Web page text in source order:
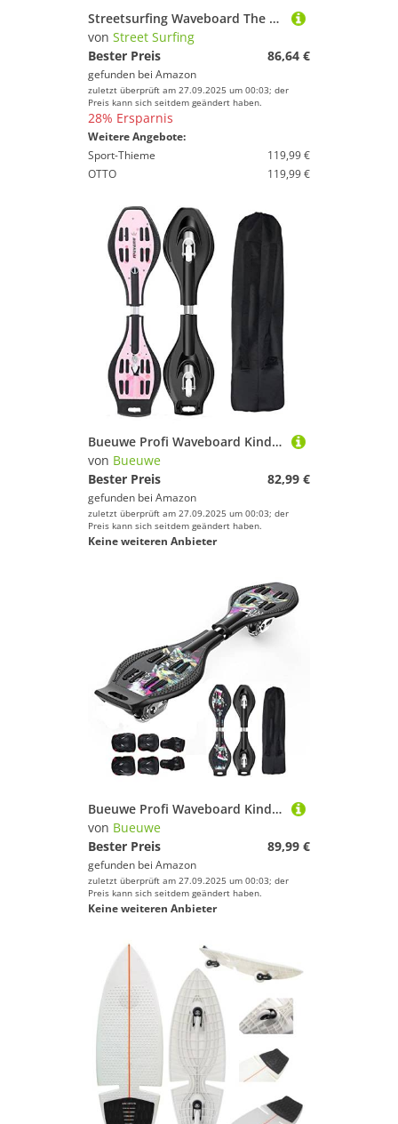
Geschlecht
Streetsurfing Waveboard The Wave G1, Design: Black Glitch, das Original, der Klassiker, 500030
von Street Surfing
Bester Preis
86,64 €
gefunden bei Amazon
zuletzt überprüft am 27.09.2025 um 00:03; der
Preis kann sich seitdem geändert haben.
28% Ersparnis
Weitere Angebote:
Sport-Thieme
119,99 €
OTTO
119,99 €
Bueuwe Profi Waveboard Kinder ab 10 Jahre, Street Surfing Waveboards Erwachsene, Snakeboard mit Anti-Rutsch Noppen, Skateboard für Mädchen und Junge, Bis 100kg, inkl. Tasche,03
von Bueuwe
Bester Preis
82,99 €
gefunden bei Amazon
zuletzt überprüft am 27.09.2025 um 00:03; der
Preis kann sich seitdem geändert haben.
Keine weiteren Anbieter
Bueuwe Profi Waveboard Kinder ab 10 Jahre, Street Snakeboard Skateboard mit Skate Protektoren Set, Waveboards für Mädchen und Junge mit Leuchtrollen, 87x23x12,5 cm, Bis 100kg
von Bueuwe
Bester Preis
89,99 €
gefunden bei Amazon
zuletzt überprüft am 27.09.2025 um 00:03; der
Preis kann sich seitdem geändert haben.
Keine weiteren Anbieter